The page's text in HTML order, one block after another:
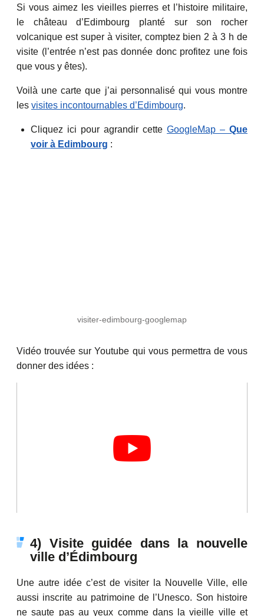
Si vous aimez les vieilles pierres et l’histoire militaire,
le château d’Edimbourg planté sur son rocher
volcanique est super à visiter, comptez bien 2 à 3 h de
visite (l’entrée n’est pas donnée donc profitez une fois
que vous y êtes).
Voilà une carte que j’ai personnalisé qui vous montre
les visites incontournables d’Edimbourg.
Cliquez ici pour agrandir cette GoogleMap – Que
voir à Edimbourg :
visiter-edimbourg-googlemap
Vidéo trouvée sur Youtube qui vous permettra de vous
donner des idées :
4) Visite guidée dans la nouvelle
ville d’Édimbourg
Une autre idée c’est de visiter la Nouvelle Ville, elle
aussi inscrite au patrimoine de l’Unesco. Son histoire
ne saute pas au yeux comme dans la vieille ville et